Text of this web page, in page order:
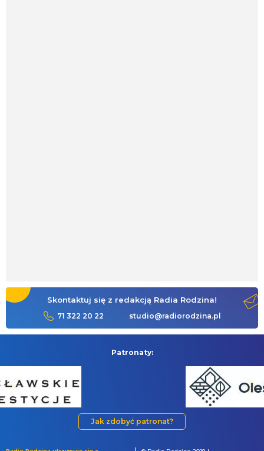
Skontaktuj się z redakcją Radia Rodzina!
71 322 20 22 studio@radiorodzina.pl
Patronaty:
Jak zdobyć patronat?